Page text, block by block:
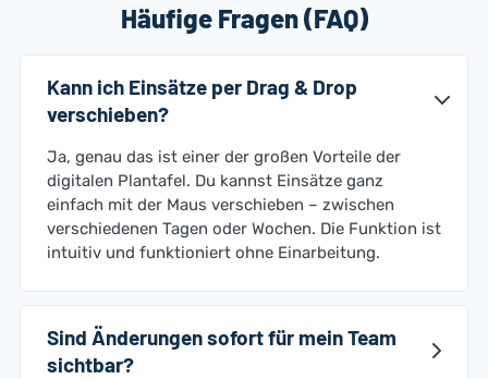
Häufige Fragen (FAQ)
Kann ich Einsätze per Drag & Drop
verschieben?
Ja, genau das ist einer der großen Vorteile der
digitalen Plantafel. Du kannst Einsätze ganz
einfach mit der Maus verschieben – zwischen
verschiedenen Tagen oder Wochen. Die Funktion ist
intuitiv und funktioniert ohne Einarbeitung.
Sind Änderungen sofort für mein Team
sichtbar?